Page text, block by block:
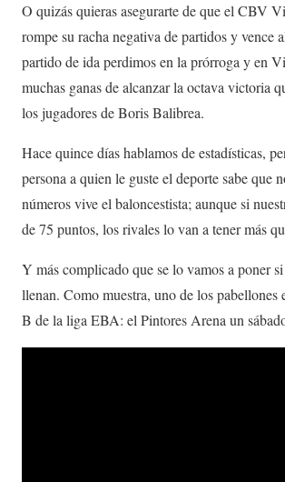
O quizás quieras asegurarte de que el CBV
rompe su racha negativa de partidos y vence
partido de ida perdimos en la prórroga y en
muchas ganas de alcanzar la octava victoria
los jugadores de Boris Balibrea.
Hace quince días hablamos de estadísticas,
persona a quien le guste el deporte sabe que
números vive el baloncestista; aunque si
de 75 puntos, los rivales lo van a tener más
Y más complicado que se lo vamos a poner
llenan. Como muestra, uno de los
B de la liga EBA: el Pintores Arena un